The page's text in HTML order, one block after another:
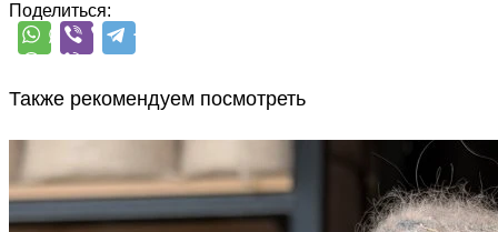
Поделиться:
Также рекомендуем посмотреть
Hair-Botton